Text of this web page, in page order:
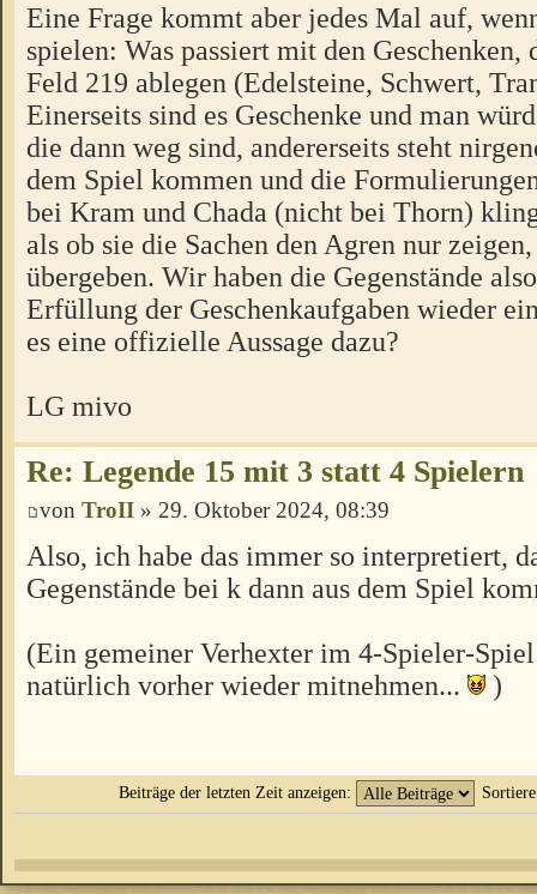
Eine Frage kommt aber jedes Mal auf,
spielen: Was passiert mit den
Feld 219 ablegen (Edelsteine, Schwert,
Einerseits sind es Geschenke und man
die dann weg sind, andererseits steht
dem Spiel kommen und die
bei Kram und Chada (nicht bei Thorn)
als ob sie die Sachen den Agren nur
übergeben. Wir haben die Gegenstände
Erfüllung der Geschenkaufgaben wieder
es eine offizielle Aussage dazu?
LG mivo
Re: Legende 15 mit 3 statt 4 Spielern
von TroII » 29. Oktober 2024, 08:39
Also, ich habe das immer so interpretiert,
Gegenstände bei k dann aus dem Spiel
(Ein gemeiner Verhexter im 4-Spieler-
natürlich vorher wieder mitnehmen...
)
Beiträge der letzten Zeit anzeigen: